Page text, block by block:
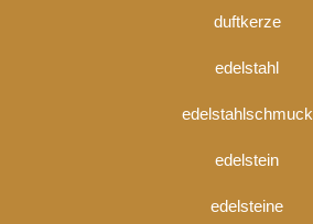
duftkerze
edelstahl
edelstahlschmuck
edelstein
edelsteine